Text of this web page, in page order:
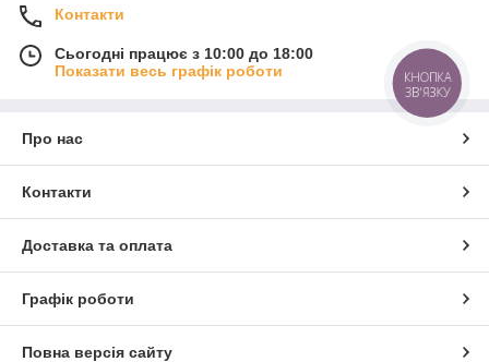
Контакти
Сьогодні працює з 10:00 до 18:00
Показати весь графік роботи
Про нас
Контакти
Доставка та оплата
Графік роботи
Повна версія сайту
КНОПКА
ЗВ'ЯЗКУ